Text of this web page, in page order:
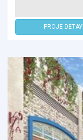
PROJE DETAYI